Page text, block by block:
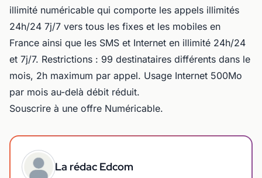
illimité numéricable qui comporte les appels illimités
24h/24 7j/7 vers tous les fixes et les mobiles en
France ainsi que les SMS et Internet en illimité 24h/24
et 7j/7. Restrictions : 99 destinataires différents dans le
mois, 2h maximum par appel. Usage Internet 500Mo
par mois au-delà débit réduit.
Souscrire à une offre Numéricable.
La rédac Edcom